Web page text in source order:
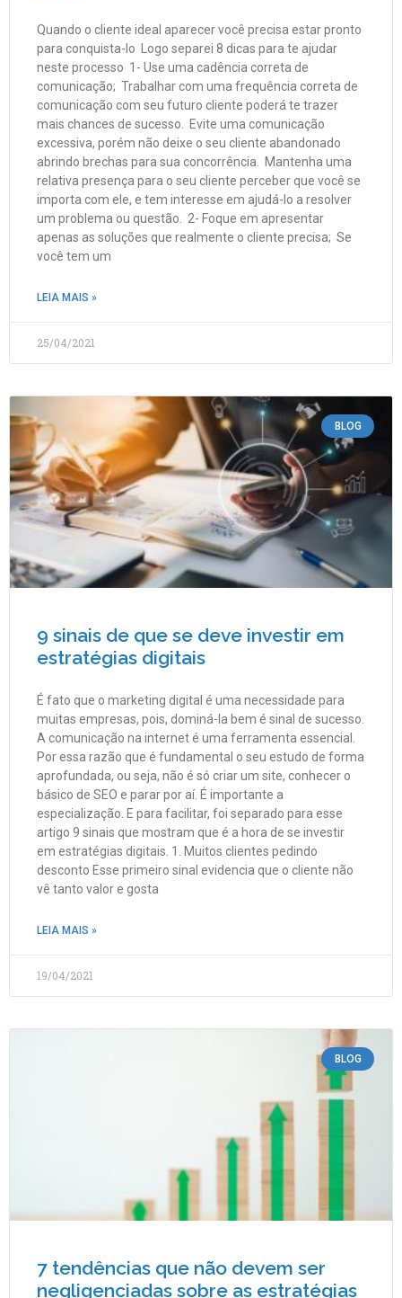
Quando o cliente ideal aparecer você precisa estar pronto
para conquista-lo Logo separei 8 dicas para te ajudar
neste processo 1- Use uma cadência correta de
comunicação; Trabalhar com uma frequência correta de
comunicação com seu futuro cliente poderá te trazer
mais chances de sucesso. Evite uma comunicação
excessiva, porém não deixe o seu cliente abandonado
abrindo brechas para sua concorrência. Mantenha uma
relativa presença para o seu cliente perceber que você se
importa com ele, e tem interesse em ajudá-lo a resolver
um problema ou questão. 2- Foque em apresentar
apenas as soluções que realmente o cliente precisa; Se
você tem um
LEIA MAIS »
25/04/2021
BLOG
9 sinais de que se deve investir em
estratégias digitais
É fato que o marketing digital é uma necessidade para
muitas empresas, pois, dominá-la bem é sinal de sucesso.
A comunicação na internet é uma ferramenta essencial.
Por essa razão que é fundamental o seu estudo de forma
aprofundada, ou seja, não é só criar um site, conhecer o
básico de SEO e parar por aí. É importante a
especialização. E para facilitar, foi separado para esse
artigo 9 sinais que mostram que é a hora de se investir
em estratégias digitais. 1. Muitos clientes pedindo
desconto Esse primeiro sinal evidencia que o cliente não
vê tanto valor e gosta
LEIA MAIS »
19/04/2021
BLOG
7 tendências que não devem ser
negligenciadas sobre as estratégias